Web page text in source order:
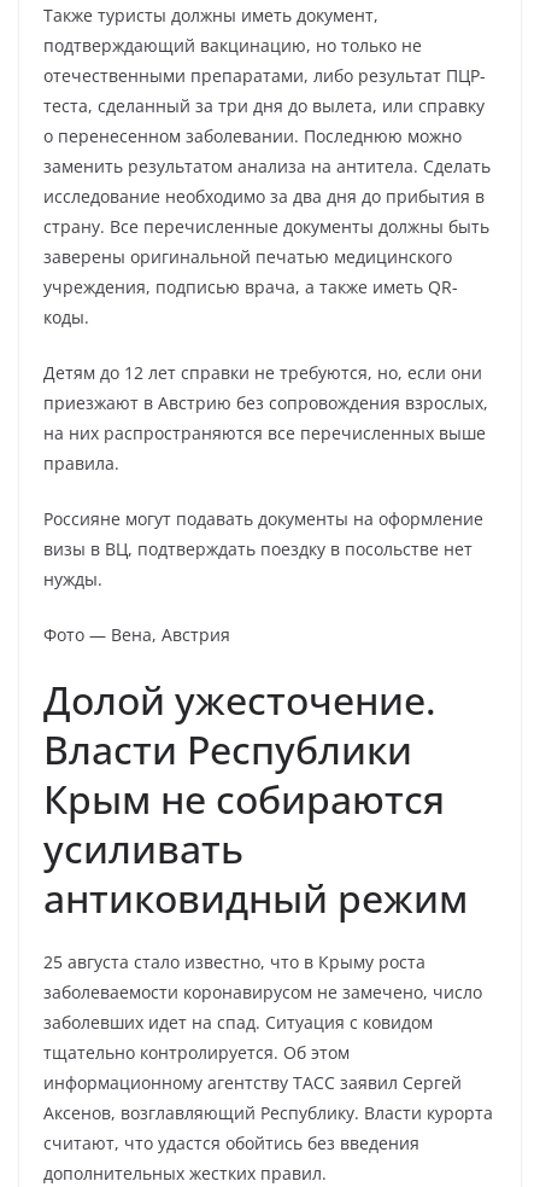
Также туристы должны иметь документ,
подтверждающий вакцинацию, но только не
отечественными препаратами, либо результат ПЦР-
теста, сделанный за три дня до вылета, или справку
о перенесенном заболевании. Последнюю можно
заменить результатом анализа на антитела. Сделать
исследование необходимо за два дня до прибытия в
страну. Все перечисленные документы должны быть
заверены оригинальной печатью медицинского
учреждения, подписью врача, а также иметь QR-
коды.
Детям до 12 лет справки не требуются, но, если они
приезжают в Австрию без сопровождения взрослых,
на них распространяются все перечисленных выше
правила.
Россияне могут подавать документы на оформление
визы в ВЦ, подтверждать поездку в посольстве нет
нужды.
Фото — Вена, Австрия
Долой ужесточение.
Власти Республики
Крым не собираются
усиливать
антиковидный режим
25 августа стало известно, что в Крыму роста
заболеваемости коронавирусом не замечено, число
заболевших идет на спад. Ситуация с ковидом
тщательно контролируется. Об этом
информационному агентству ТАСС заявил Сергей
Аксенов, возглавляющий Республику. Власти курорта
считают, что удастся обойтись без введения
дополнительных жестких правил.